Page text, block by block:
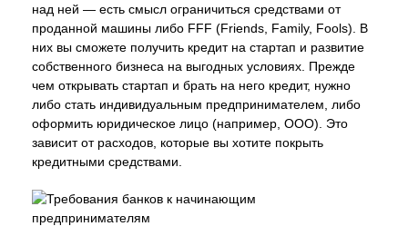
над ней — есть смысл ограничиться средствами от
проданной машины либо FFF (Friends, Family, Fools). В
них вы сможете получить кредит на стартап и развитие
собственного бизнеса на выгодных условиях. Прежде
чем открывать стартап и брать на него кредит, нужно
либо стать индивидуальным предпринимателем, либо
оформить юридическое лицо (например, ООО). Это
зависит от расходов, которые вы хотите покрыть
кредитными средствами.